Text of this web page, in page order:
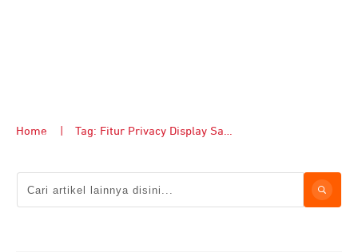
Home Tag: Fitur Privacy Display Samsung